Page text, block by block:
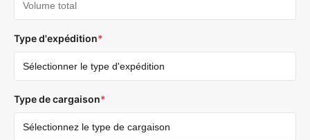
Type d'expédition*
Type de cargaison*